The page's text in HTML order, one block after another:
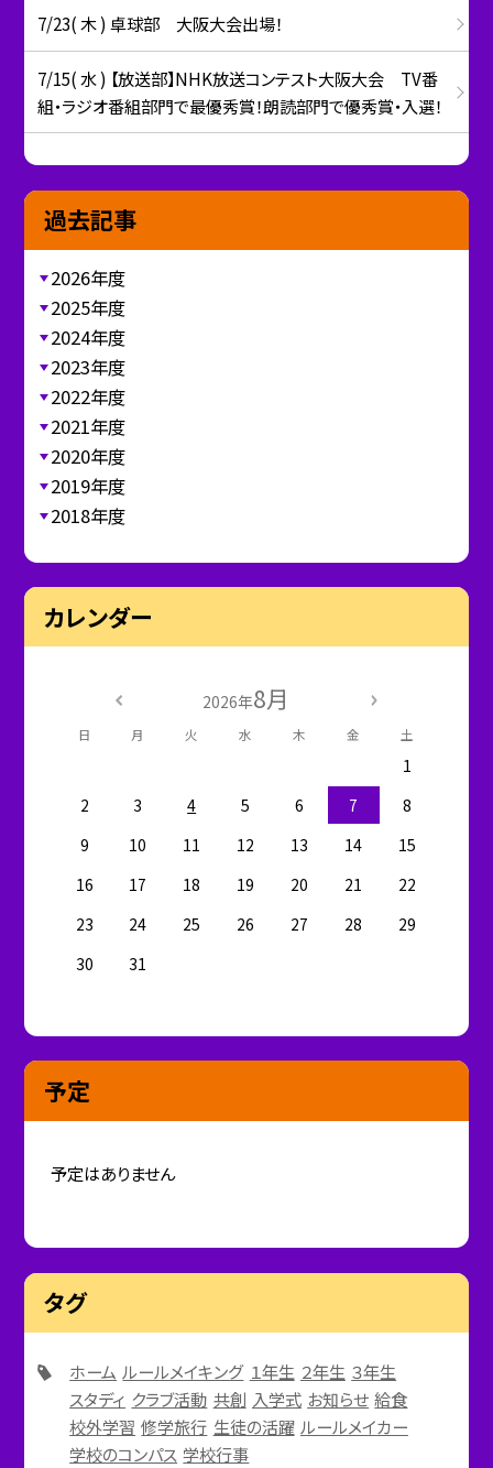
7/23( 木 ) 卓球部 大阪大会出場！
7/15( 水 ) 【放送部】NHK放送コンテスト大阪大会 TV番
組・ラジオ番組部門で最優秀賞！朗読部門で優秀賞・入選！
過去記事
2026年度
2025年度
2024年度
2023年度
2022年度
2021年度
2020年度
2019年度
2018年度
カレンダー
2026年8月
日 月 火 水 木 金 土
1
2
3 4 5 6 7
8
9
10 11 12 13 14
15
16
17 18 19 20 21
22
23
24 25 26 27 28
29
30
31
予定
予定はありません
タグ
ホーム ルールメイキング １年生 ２年生 ３年生
スタディ クラブ活動 共創 入学式 お知らせ 給食
校外学習 修学旅行 生徒の活躍 ルールメイカー
学校のコンパス 学校行事